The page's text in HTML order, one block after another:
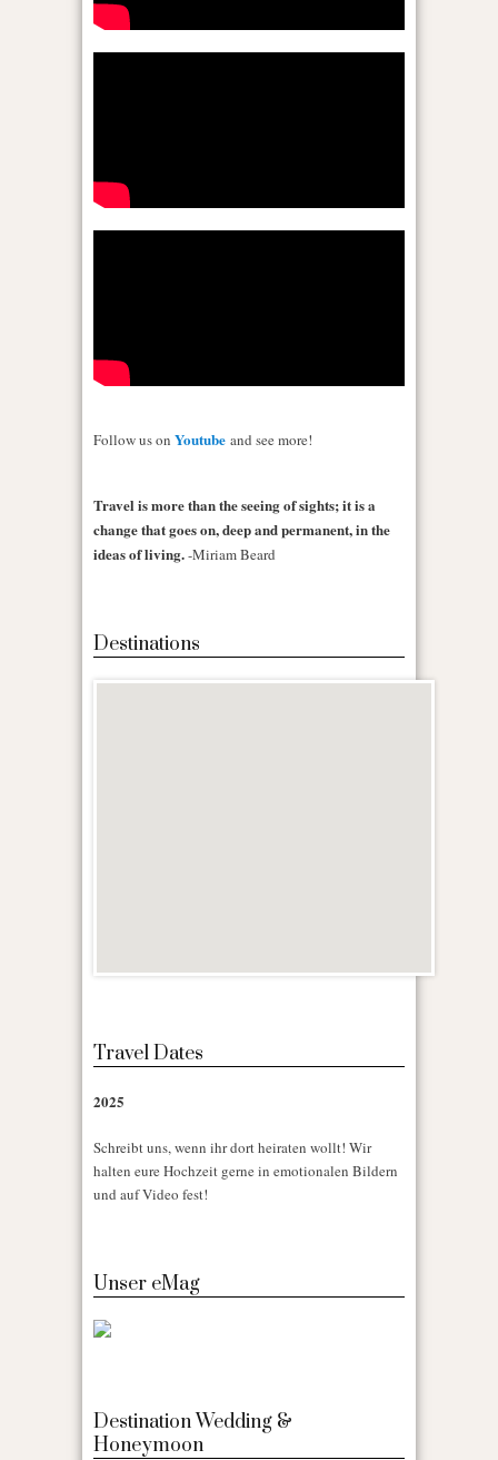
Follow us on Youtube and see more!
Travel is more than the seeing of sights; it is a
change that goes on, deep and permanent, in the
ideas of living.-Miriam Beard
Destinations
Travel Dates
2025
Schreibt uns, wenn ihr dort heiraten wollt! Wir
halten eure Hochzeit gerne in emotionalen Bildern
und auf Video fest!
Unser eMag
Destination Wedding &
Honeymoon